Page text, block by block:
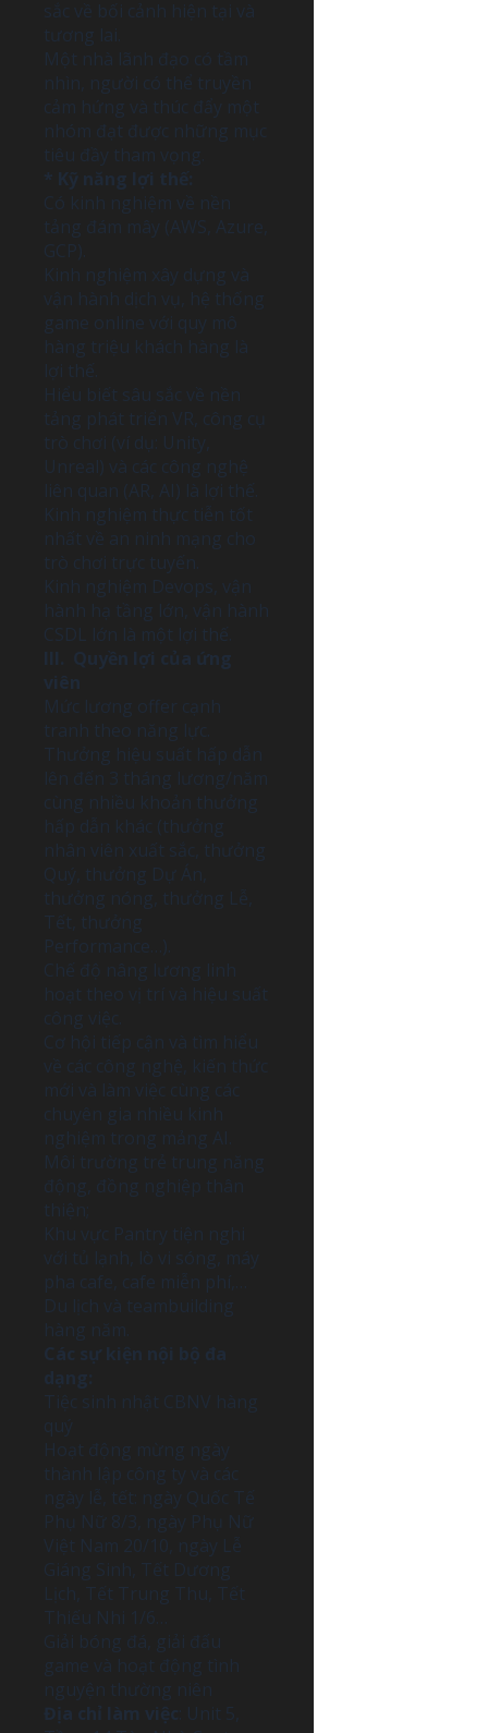
sắc về bối cảnh hiện tại và
tương lai.
Một nhà lãnh đạo có tầm
nhìn, người có thể truyền
cảm hứng và thúc đẩy một
nhóm đạt được những mục
tiêu đầy tham vọng.
* Kỹ năng lợi thế:
Có kinh nghiệm về nền
tảng đám mây (AWS, Azure,
GCP).
Kinh nghiệm xây dựng và
vận hành dịch vụ, hệ thống
game online với quy mô
hàng triệu khách hàng là
lợi thế.
Hiểu biết sâu sắc về nền
tảng phát triển VR, công cụ
trò chơi (ví dụ: Unity,
Unreal) và các công nghệ
liên quan (AR, AI) là lợi thế.
Kinh nghiệm thực tiễn tốt
nhất về an ninh mạng cho
trò chơi trực tuyến.
Kinh nghiệm Devops, vận
hành hạ tầng lớn, vận hành
CSDL lớn là một lợi thế.
III. Quyền lợi của ứng
viên
Mức lương offer cạnh
tranh theo năng lực.
Thưởng hiệu suất hấp dẫn
lên đến 3 tháng lương/năm
cùng nhiều khoản thưởng
hấp dẫn khác (thưởng
nhân viên xuất sắc, thưởng
Quý, thưởng Dự Án,
thưởng nóng, thưởng Lễ,
Tết, thưởng
Performance…).
Chế độ nâng lương linh
hoạt theo vị trí và hiệu suất
công việc.
Cơ hội tiếp cận và tìm hiểu
về các công nghệ, kiến thức
mới và làm việc cùng các
chuyên gia nhiều kinh
nghiệm trong mảng AI.
Môi trường trẻ trung năng
động, đồng nghiệp thân
thiện;
Khu vực Pantry tiện nghi
với tủ lạnh, lò vi sóng, máy
pha cafe, cafe miễn phí,…
Du lịch và teambuilding
hàng năm.
Các sự kiện nội bộ đa
dạng:
Tiệc sinh nhật CBNV hàng
quý
Hoạt động mừng ngày
thành lập công ty và các
ngày lễ, tết: ngày Quốc Tế
Phụ Nữ 8/3, ngày Phụ Nữ
Việt Nam 20/10, ngày Lễ
Giáng Sinh, Tết Dương
Lịch, Tết Trung Thu, Tết
Thiếu Nhi 1/6…
Giải bóng đá, giải đấu
game và hoạt động tình
nguyện thường niên
Địa chỉ làm việc : Unit 5,